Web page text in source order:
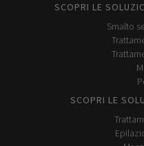
SCOPRI LE
Smalto
SCOPRI LE